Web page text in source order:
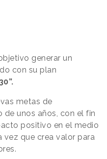
generar un
con su plan
metas de
de unos años, con el fin
positivo en el medio
vez que crea valor para